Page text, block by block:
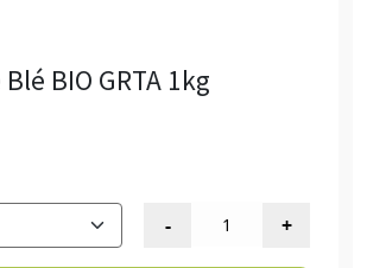
BIO GRTA 1kg